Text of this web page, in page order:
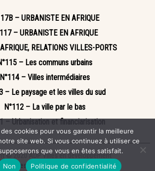
– URBANISTE EN AFRIQUE
– URBANISTE EN AFRIQUE
RELATIONS VILLES-PORTS
– Les communs urbains
N°114 – Villes intermédiaires
– Le paysage et les villes du sud
N°112 – La ville par le bas
– Urbanisation et financiarisation
© 2020 ADP Villes en développement
légales
Politique de confidentialité
cookies pour vous garantir la meilleure
site web. Si vous continuez à utiliser ce
que vous en êtes satisfait.
Non Politique de confidentialité